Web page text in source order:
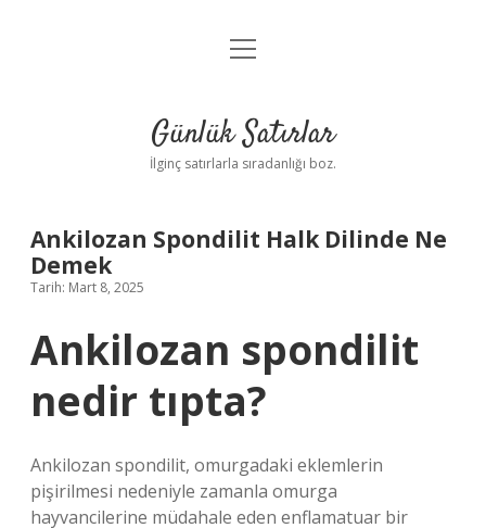
Anasayfa
Yasal Uyarı
menüyü
Günlük Satırlar
İlginç satırlarla sıradanlığı boz.
Ankilozan Spondilit Halk Dilinde Ne
Demek
Tarih: Mart 8, 2025
Ankilozan spondilit
nedir tıpta?
Ankilozan spondilit, omurgadaki eklemlerin
pişirilmesi nedeniyle zamanla omurga
hayvancilerine müdahale eden enflamatuar bir